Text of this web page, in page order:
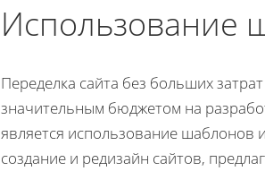
Использование
Переделка сайта без больших
значительным бюджетом на
является использование
создание и редизайн сайтов,